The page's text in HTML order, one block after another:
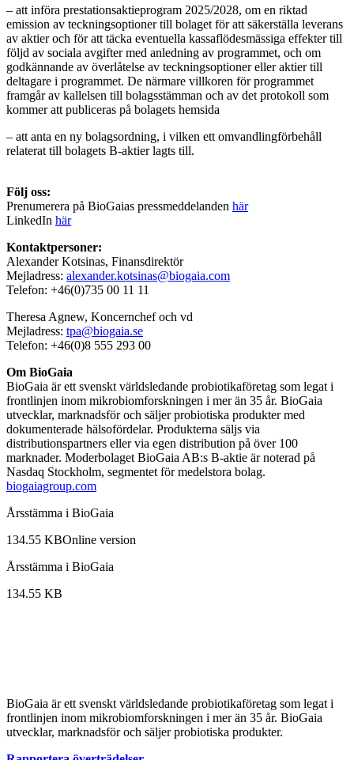
– att införa prestationsaktieprogram 2025/2028, om en riktad
emission av teckningsoptioner till bolaget för att säkerställa leverans
av aktier och för att täcka eventuella kassaflödesmässiga effekter till
följd av sociala avgifter med anledning av programmet, och om
godkännande av överlåtelse av teckningsoptioner eller aktier till
deltagare i programmet. De närmare villkoren för programmet
framgår av kallelsen till bolagsstämman och av det protokoll som
kommer att publiceras på bolagets hemsida
– att anta en ny bolagsordning, i vilken ett omvandlingförbehåll
relaterat till bolagets B-aktier lagts till.
Följ oss:
Prenumerera på BioGaias pressmeddelanden här
LinkedIn här
Kontaktpersoner:
Alexander Kotsinas, Finansdirektör
Mejladress: alexander.kotsinas@biogaia.com
Telefon: +46(0)735 00 11 11
Theresa Agnew, Koncernchef och vd
Mejladress: tpa@biogaia.se
Telefon: +46(0)8 555 293 00
Om BioGaia
BioGaia är ett svenskt världsledande probiotikaföretag som legat i
frontlinjen inom mikrobiomforskningen i mer än 35 år. BioGaia
utvecklar, marknadsför och säljer probiotiska produkter med
dokumenterade hälsofördelar. Produkterna säljs via
distributionspartners eller via egen distribution på över 100
marknader. Moderbolaget BioGaia AB:s B-aktie är noterad på
Nasdaq Stockholm, segmentet för medelstora bolag.
biogaiagroup.com
Årsstämma i BioGaia
134.55 KBOnline version
Årsstämma i BioGaia
134.55 KB
BioGaia är ett svenskt världsledande probiotikaföretag som legat i
frontlinjen inom mikrobiomforskningen i mer än 35 år. BioGaia
utvecklar, marknadsför och säljer probiotiska produkter.